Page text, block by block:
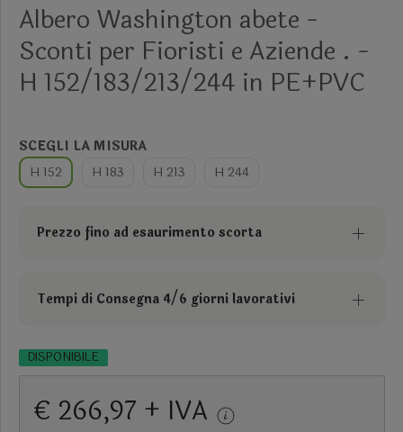
Albero Washington abete -
Sconti per Fioristi e Aziende . -
H 152/183/213/244 in PE+PVC
SCEGLI LA MISURA
H 152
H 183 H 213 H 244
Prezzo fino ad esaurimento scorta
Tempi di Consegna 4/6 giorni lavorativi
DISPONIBILE
€ 266,97 + IVA